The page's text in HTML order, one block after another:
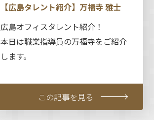
【広島タレント紹介】万福寺 雅士
広島オフィスタレント紹介！
本日は職業指導員の万福寺をご紹介
します。
この記事を見る